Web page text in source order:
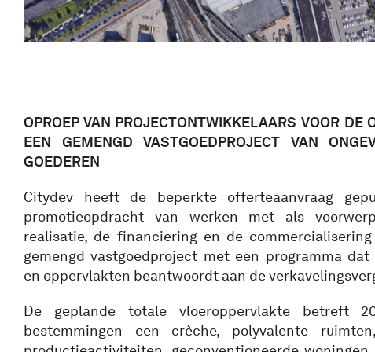
OPROEP VAN PROJECTONTWIKKELAARS VOOR DE
EEN GEMENGD VASTGOEDPROJECT VAN
GOEDEREN
Citydev heeft de beperkte offerteaanvraag
promotieopdracht van werken met als
realisatie, de financiering en de
gemengd vastgoedproject met een programma dat
en oppervlakten beantwoordt aan de
De geplande totale vloeroppervlakte betreft
bestemmingen een crèche, polyvalente